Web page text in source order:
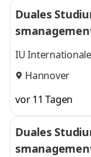
Duales
l
IU
Hannover
vor 11 Tagen
Duales